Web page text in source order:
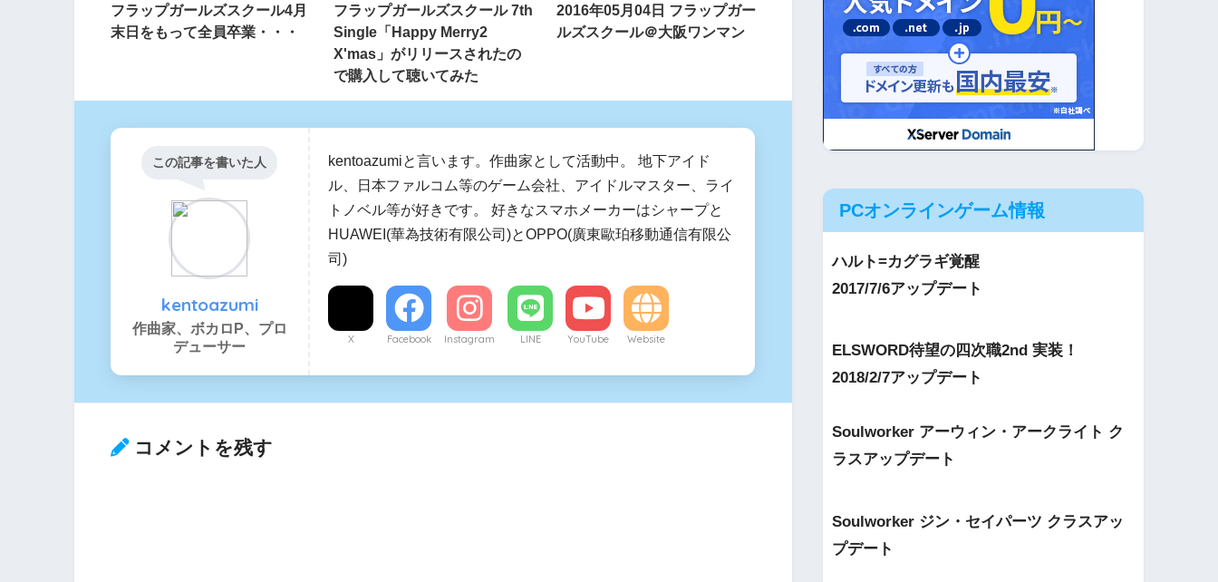
フラップガールズスクール4月
末日をもって全員卒業・・・
フラップガールズスクール 7th
Single「Happy Merry2
X'mas」がリリースされたの
で購入して聴いてみた
2016年05月04日 フラップガー
ルズスクール＠大阪ワンマン
この記事を書いた人
kentoazumi
作曲家、ボカロP、プロ
デューサー
kentoazumiと言います。作曲家として活動中。 地下アイド
ル、日本ファルコム等のゲーム会社、アイドルマスター、ライ
トノベル等が好きです。 好きなスマホメーカーはシャープと
HUAWEI(華為技術有限公司)とOPPO(廣東歐珀移動通信有限公
司)
X Facebook Instagram LINE YouTube Website
コメントを残す
PCオンラインゲーム情報
ハルト=カグラギ覚醒
2017/7/6アップデート
ELSWORD待望の四次職2nd 実装！
2018/2/7アップデート
Soulworker アーウィン・アークライト ク
ラスアップデート
Soulworker ジン・セイパーツ クラスアッ
プデート